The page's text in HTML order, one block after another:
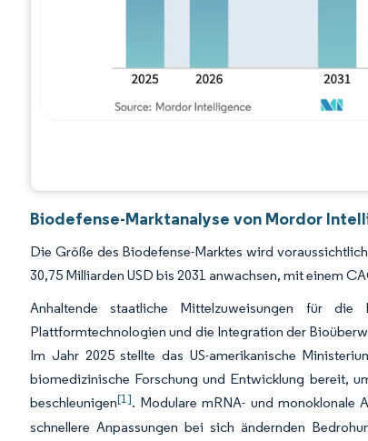
Biodefense-Marktanalyse von Mordor
Die Größe des Biodefense-Marktes wird
30,75 Milliarden USD bis 2031 anwachsen, mit einem
Anhaltende staatliche Mittelzuweisungen für die
Plattformtechnologien und die Integration der
Im Jahr 2025 stellte das US-amerikanische
biomedizinische Forschung und Entwicklung bereit,
beschleunigen[1]. Modulare mRNA- und monoklonale
schnellere Anpassungen bei sich ändernden